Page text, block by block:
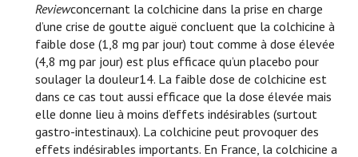
Reviewconcernant la colchicine dans la prise en charge
d’une crise de goutte aiguë concluent que la colchicine à
faible dose (1,8 mg par jour) tout comme à dose élevée
(4,8 mg par jour) est plus efficace qu’un placebo pour
soulager la douleur14. La faible dose de colchicine est
dans ce cas tout aussi efficace que la dose élevée mais
elle donne lieu à moins d’effets indésirables (surtout
gastro-intestinaux). La colchicine peut provoquer des
effets indésirables importants. En France, la colchicine a